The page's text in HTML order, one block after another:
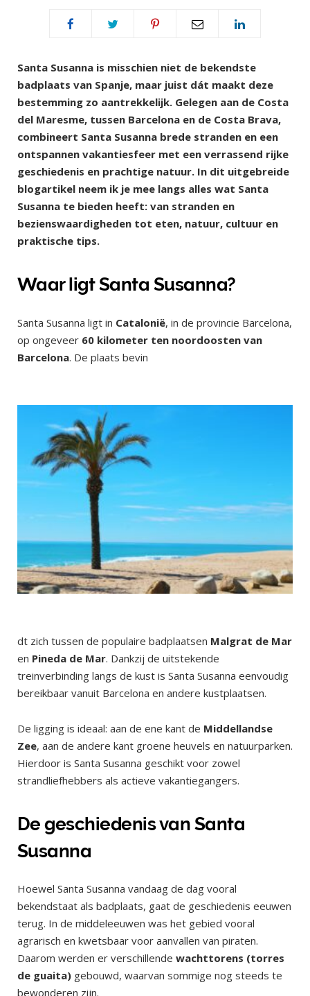
Santa Susanna is misschien niet de bekendste
badplaats van Spanje, maar juist dát maakt deze
bestemming zo aantrekkelijk. Gelegen aan de Costa
del Maresme, tussen Barcelona en de Costa Brava,
combineert Santa Susanna brede stranden en een
ontspannen vakantiesfeer met een verrassend rijke
geschiedenis en prachtige natuur. In dit uitgebreide
blogartikel neem ik je mee langs alles wat Santa
Susanna te bieden heeft: van stranden en
bezienswaardigheden tot eten, natuur, cultuur en
praktische tips.
Waar ligt Santa Susanna?
Santa Susanna ligt in Catalonië, in de provincie Barcelona,
op ongeveer 60 kilometer ten noordoosten van
Barcelona. De plaats bevin
dt zich tussen de populaire badplaatsen Malgrat de Mar
en Pineda de Mar. Dankzij de uitstekende
treinverbinding langs de kust is Santa Susanna eenvoudig
bereikbaar vanuit Barcelona en andere kustplaatsen.
De ligging is ideaal: aan de ene kant de Middellandse
Zee, aan de andere kant groene heuvels en natuurparken.
Hierdoor is Santa Susanna geschikt voor zowel
strandliefhebbers als actieve vakantiegangers.
De geschiedenis van Santa
Susanna
Hoewel Santa Susanna vandaag de dag vooral
bekendstaat als badplaats, gaat de geschiedenis eeuwen
terug. In de middeleeuwen was het gebied vooral
agrarisch en kwetsbaar voor aanvallen van piraten.
Daarom werden er verschillende wachttorens (torres
de guaita) gebouwd, waarvan sommige nog steeds te
bewonderen zijn.